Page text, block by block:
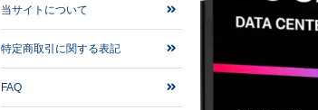
当サイトについて
特定商取引に関する表記
FAQ